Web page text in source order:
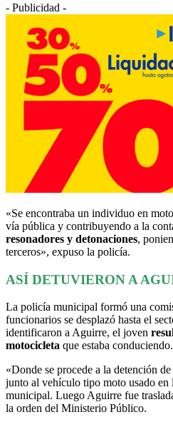
- Publicidad -
«Se encontraba un individuo en
vía pública y contribuyendo a la
resonadores y detonaciones,
terceros», expuso la policía.
ASÍ DETUVIERON A
La policía municipal formó una
funcionarios se desplazó hasta el
identificaron a Aguirre, el joven
motocicleta que estaba conduciendo.
«Donde se procede a la detención
junto al vehículo tipo moto usado en
municipal. Luego Aguirre fue
la orden del Ministerio Público.